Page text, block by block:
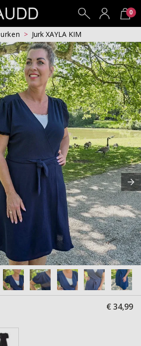
0
Jurken Jurk XAYLA KIM
€ 34,99